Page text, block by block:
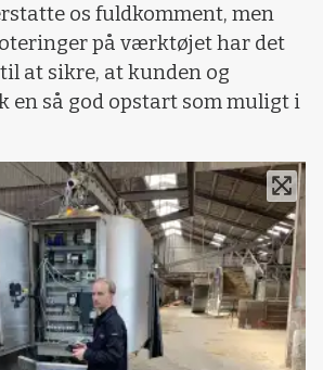
os fuldkomment, men
på værktøjet har det
at sikre, at kunden og
en så god opstart som muligt i